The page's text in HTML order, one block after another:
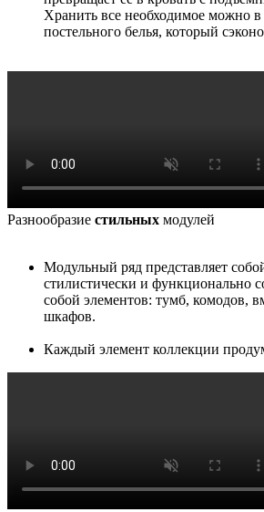
Хранить все необходимое можно
постельного белья, который
Разнообразие стильных модулей
Модульный ряд представляет
стилистически и функционально
собой элементов: тумб, комодов,
шкафов.
Каждый элемент коллекции